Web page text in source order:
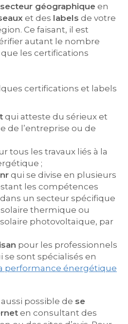
géographique en
et des labels de votre
Ce faisant, il est
autant le nombre
que les certifications
certifications et labels
qui atteste du sérieux et
de l’entreprise ou de
tous les travaux liés à la
;
qui se divise en plusieurs
les compétences
un secteur spécifique
solaire thermique ou
photovoltaïque, par
pour les professionnels
sont spécialisés en
performance énergétique
possible de se
en consultant des